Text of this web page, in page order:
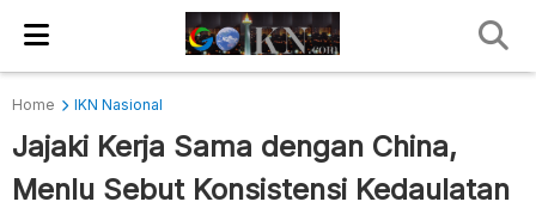
Home IKN Nasional
Jajaki Kerja Sama dengan China,
Menlu Sebut Konsistensi Kedaulatan